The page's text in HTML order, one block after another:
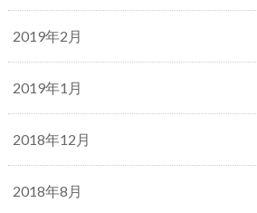
2019年2月
2019年1月
2018年12月
2018年8月